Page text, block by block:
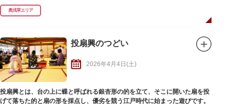
富士公園特設ステージにおいて、小学生や幼稚園児による演奏・ダンス、町
会お囃子、子ども歌舞伎、津軽三味線、木遣りなどのステージショーを開催
します。また、近隣の柳通りでは、フリーマーケットや模擬店を開催し、会
※その年によってまつりの内容は変更になる場合があります。
奥浅草エリア
投扇興のつどい
2026年4月4日(土)
投扇興とは、台の上に蝶と呼ばれる銀杏形の的を立て、そこに開いた扇を投
げて落ちた的と扇の形を採点し、優劣を競う江戸時代に始まった遊びです。